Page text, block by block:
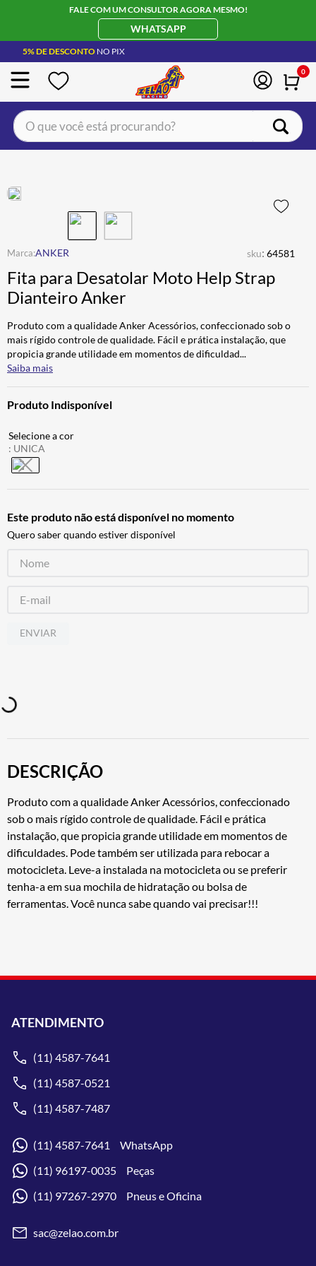
FALE COM UM CONSULTOR AGORA MESMO!
WHATSAPP
5% DE DESCONTO NO PIX
0
O que você está procurando?
ANKER sku: 64581
Fita para Desatolar Moto Help Strap
Dianteiro Anker
Produto com a qualidade Anker Acessórios, confeccionado sob o
mais rígido controle de qualidade. Fácil e prática instalação, que
propicia grande utilidade em momentos de dificuldad...
Saiba mais
Produto Indisponível
: UNICA
Este produto não está disponível no momento
Quero saber quando estiver disponível
ENVIAR
DESCRIÇÃO
Produto com a qualidade Anker Acessórios, confeccionado
sob o mais rígido controle de qualidade. Fácil e prática
instalação, que propicia grande utilidade em momentos de
dificuldades. Pode também ser utilizada para rebocar a
motocicleta. Leve-a instalada na motocicleta ou se preferir
tenha-a em sua mochila de hidratação ou bolsa de
ferramentas. Você nunca sabe quando vai precisar!!!
ATENDIMENTO
(11) 4587-7641
(11) 4587-0521
(11) 4587-7487
(11) 4587-7641 WhatsApp
(11) 96197-0035 Peças
(11) 97267-2970 Pneus e Oficina
sac@zelao.com.br
JAQUETA
4º ÓCULOS SOLAR
5º LUVA
6º BAU
7º CALÇA
8º ALPINESTAR
9º AIROH
10º BOTAS